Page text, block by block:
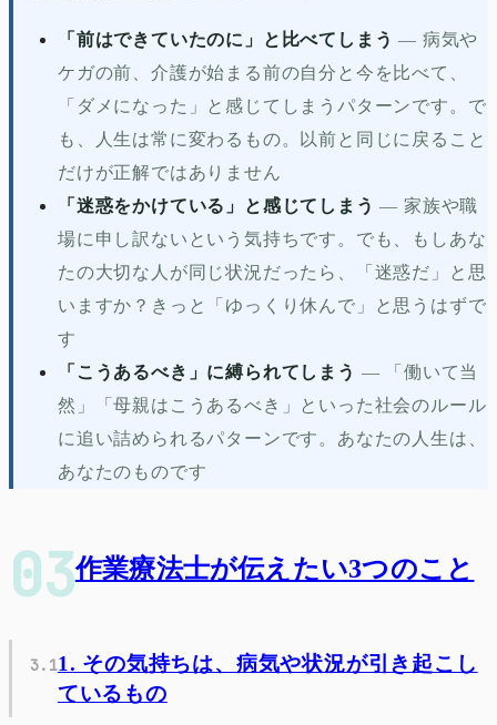
「前はできていたのに」と比べてしまう — 病気や
ケガの前、介護が始まる前の自分と今を比べて、
「ダメになった」と感じてしまうパターンです。で
も、人生は常に変わるもの。以前と同じに戻ること
だけが正解ではありません
「迷惑をかけている」と感じてしまう — 家族や職
場に申し訳ないという気持ちです。でも、もしあな
たの大切な人が同じ状況だったら、「迷惑だ」と思
いますか？きっと「ゆっくり休んで」と思うはずで
す
「こうあるべき」に縛られてしまう —
「働いて当
然」「母親はこうあるべき」といった社会のルール
に追い詰められるパターンです。あなたの人生は、
あなたのものです
作業療法士が伝えたい3つのこと
1. その気持ちは、病気や状況が引き起こし
ているもの